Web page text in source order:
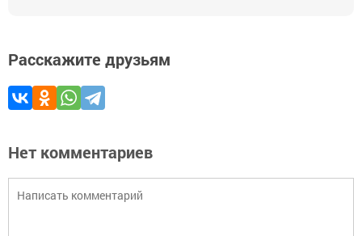
Расскажите друзьям
Нет комментариев